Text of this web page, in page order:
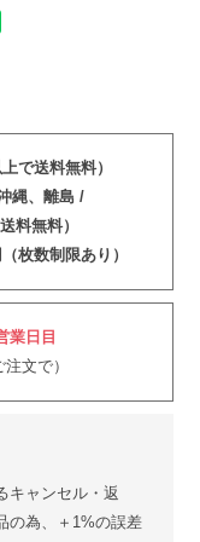
で送料無料）
縄、離島 /
料無料）
枚数制限あり）
業日目
文で）
キャンセル・返
の為、＋1%の誤差